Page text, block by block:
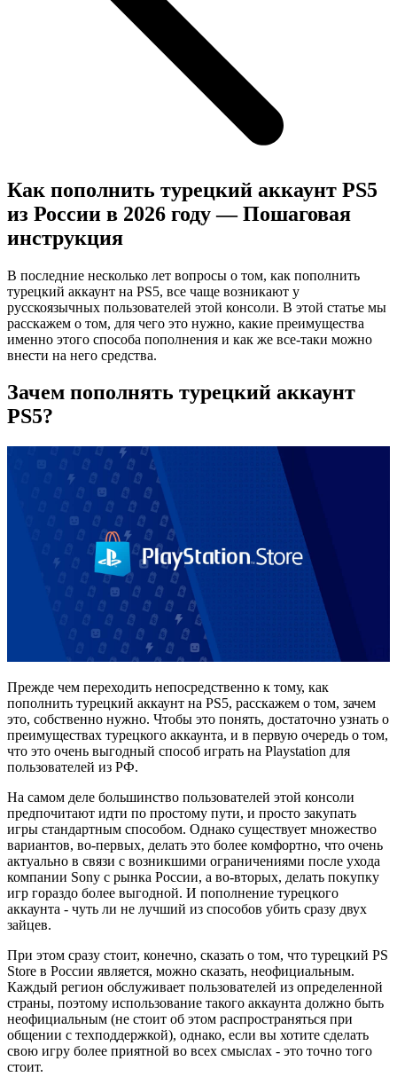
Как пополнить турецкий аккаунт PS5
из России в 2026 году — Пошаговая
инструкция
В последние несколько лет вопросы о том, как пополнить
турецкий аккаунт на PS5, все чаще возникают у
русскоязычных пользователей этой консоли. В этой статье мы
расскажем о том, для чего это нужно, какие преимущества
именно этого способа пополнения и как же все-таки можно
внести на него средства.
Зачем пополнять турецкий аккаунт
PS5?
Прежде чем переходить непосредственно к тому, как
пополнить турецкий аккаунт на PS5, расскажем о том, зачем
это, собственно нужно. Чтобы это понять, достаточно узнать о
преимуществах турецкого аккаунта, и в первую очередь о том,
что это очень выгодный способ играть на Playstation для
пользователей из РФ.
На самом деле большинство пользователей этой консоли
предпочитают идти по простому пути, и просто закупать
игры стандартным способом. Однако существует множество
вариантов, во-первых, делать это более комфортно, что очень
актуально в связи с возникшими ограничениями после ухода
компании Sony с рынка России, а во-вторых, делать покупку
игр гораздо более выгодной. И пополнение турецкого
аккаунта - чуть ли не лучший из способов убить сразу двух
зайцев.
При этом сразу стоит, конечно, сказать о том, что турецкий PS
Store в России является, можно сказать, неофициальным.
Каждый регион обслуживает пользователей из определенной
страны, поэтому использование такого аккаунта должно быть
неофициальным (не стоит об этом распространяться при
общении с техподдержкой), однако, если вы хотите сделать
свою игру более приятной во всех смыслах - это точно того
стоит.